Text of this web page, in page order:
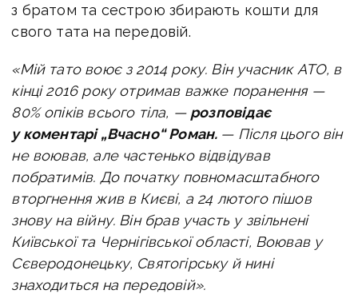
з братом та сестрою збирають кошти для
свого тата на передовій.
«Мій тато воює з 2014 року. Він учасник АТО, в
кінці 2016 року отримав важке поранення —
80% опіків всього тіла, — розповідає
у коментарі „Вчасно“ Роман. — Після цього він
не воював, але частенько відвідував
побратимів. До початку повномасштабного
вторгнення жив в Києві, а 24 лютого пішов
знову на війну. Він брав участь у звільнені
Київської та Чернігівської області, Воював у
Сєверодонецьку, Святогірську й нині
знаходиться на передовій».